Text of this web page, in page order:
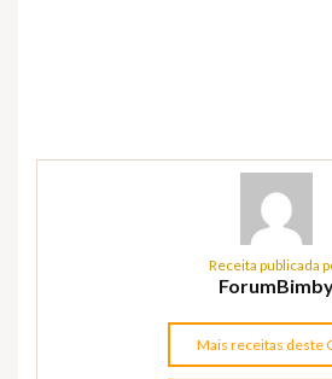
Receita publicada
Mais receitas deste